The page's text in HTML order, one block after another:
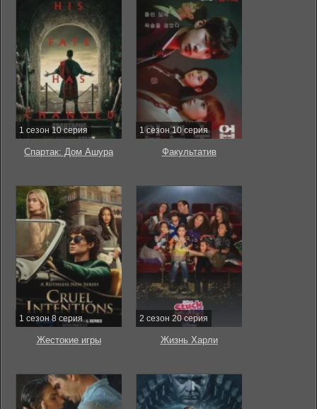
1 сезон 10 серия
Спартак: Дом Ашура
1 сезон 10 серия
Факультатив
1 сезон 8 серия
Жестокие игры
2 сезон 20 серия
Жизнь Харли